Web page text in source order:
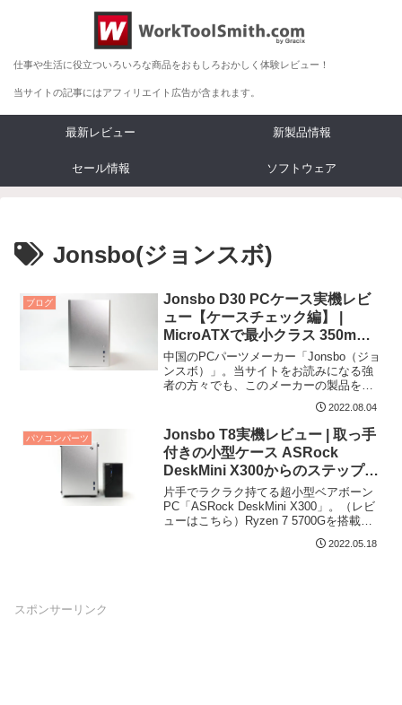
仕事や生活に役立ついろいろな商品をおもしろおかしく体験レビュー！
当サイトの記事にはアフィリエイト広告が含まれます。
最新レビュー 新製品情報
セール情報 ソフトウェア
Jonsbo(ジョンスボ)
ブログ
Jonsbo D30 PCケース実機レビ
ュー【ケースチェック編】 |
MicroATXで最小クラス 350mm
級GPUを搭載可能
中国のPCパーツメーカー「Jonsbo（ジョ
ンスボ）」。当サイトをお読みになる強
者の方々でも、このメーカーの製品をス
ッと思い出せる人は、なかなかいないの
2022.08.04
パソコンパーツ
Jonsbo T8実機レビュー | 取っ手
付きの小型ケース ASRock
DeskMini X300からのステップア
ップに！
片手でラクラク持てる超小型ベアボーン
PC「ASRock DeskMini X300」。（レビ
ューはこちら）Ryzen 7 5700Gを搭載
2022.05.18
スポンサーリンク